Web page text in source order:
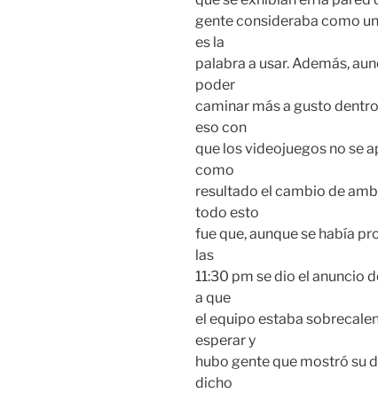
gente consideraba como
es la
palabra a usar. Además,
poder
caminar más a gusto
eso con
que los videojuegos no se
como
resultado el cambio de
todo esto
fue que, aunque se había
las
11:30 pm se dio el anuncio
a que
el equipo estaba
esperar y
hubo gente que mostró su
dicho